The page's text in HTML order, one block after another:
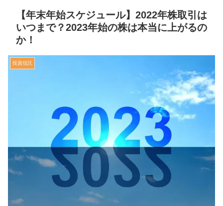
【年末年始スケジュール】2022年株取引は
いつまで？2023年始の株は本当に上がるの
か！
投資信託